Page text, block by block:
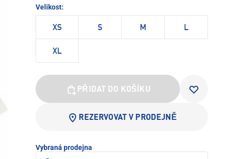
Velikost:
XS S M L
XL
PŘIDAT DO KOŠÍKU
REZERVOVAT V PRODEJNĚ
Vybraná prodejna